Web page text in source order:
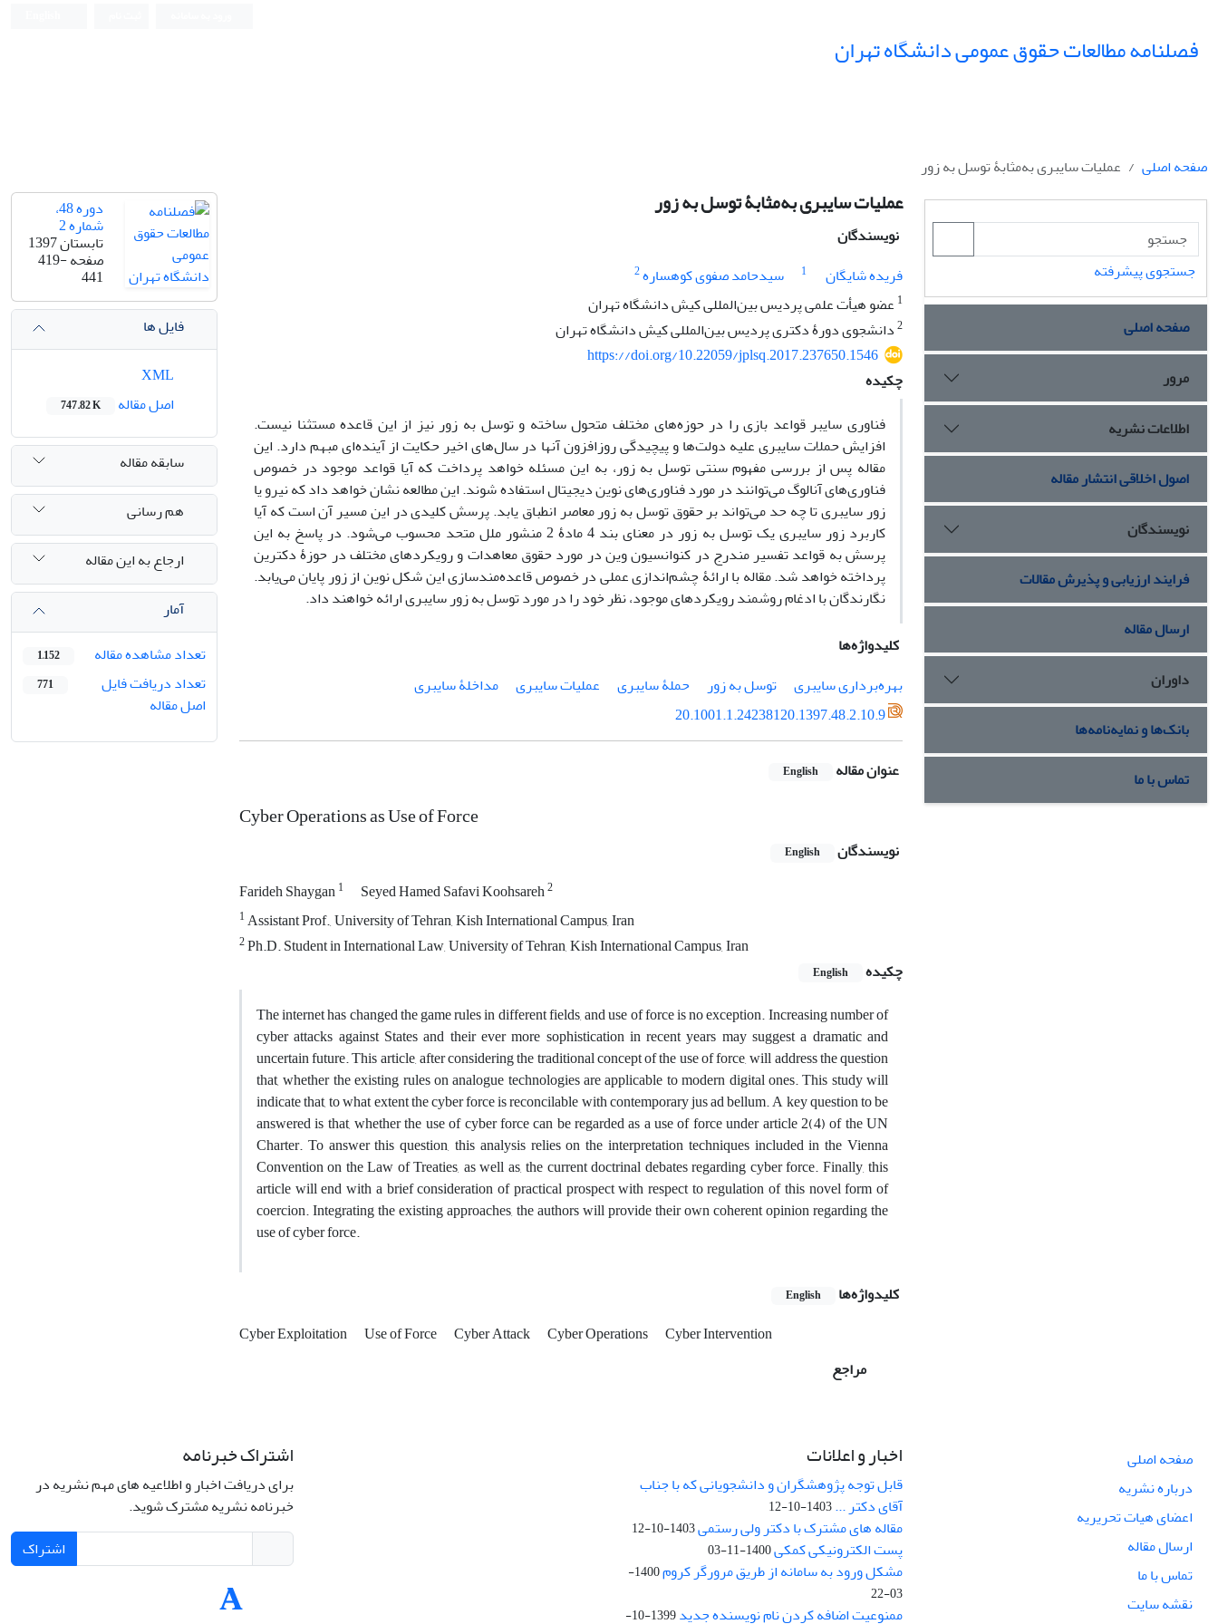
فصلنامه مطالعات حقوق عمومی دانشگاه تهران
صفحه اصلی عملیات سایبری به‌مثابۀ توسل به زور
عملیات سایبری به‌مثابۀ توسل به زور
نویسندگان
فریده شایگان
1 سیدحامد صفوی کوهساره2
1 عضو هیأت علمی پردیس بین‌المللی کیش دانشگاه تهران
2دانشجوی دورۀ دکتری پردیس بین‌المللی کیش دانشگاه تهران
https://doi.org/10.22059/jplsq.2017.237650.1546
چکیده
فناوری سایبر قواعد بازی را در حوزه‌های مختلف متحول ساخته و توسل به زور نیز از این قاعده مستثنا نیست.
افزایش حملات سایبری علیه دولت‌ها و پیچیدگی روزافزون آنها در سال‌های اخیر حکایت از آینده‌ای مبهم دارد. این
مقاله پس از بررسی مفهوم سنتی توسل به زور، به این مسئله خواهد پرداخت که آیا قواعد موجود در خصوص
فناوری‌های آنالوگ می‌توانند در مورد فناوری‌های نوین دیجیتال استفاده شوند. این مطالعه نشان خواهد داد که نیرو یا
زور سایبری تا چه حد می‌تواند بر حقوق توسل به زور معاصر انطباق یابد. پرسش کلیدی در این مسیر آن است که آیا
کاربرد زور سایبری یک توسل به زور در معنای بند 4 مادۀ 2 منشور ملل متحد محسوب می‌شود. در پاسخ به این
پرسش به قواعد تفسیر مندرج در کنوانسیون وین در مورد حقوق معاهدات و رویکردهای مختلف در حوزۀ دکترین
پرداخته خواهد شد. مقاله با ارائۀ چشم‌اندازی عملی در خصوص قاعده‌مندسازی این شکل نوین از زور پایان می‌یابد.
نگارندگان با ادغام روشمند رویکردهای موجود، نظر خود را در مورد توسل به زور سایبری ارائه خواهند داد.
کلیدواژه‌ها
بهره‌برداری سایبری
توسل به زور حملۀ سایبری عملیات سایبری
مداخلۀ سایبری
20.1001.1.24238120.1397.48.2.10.9
عنوان مقاله English
Cyber Operations as Use of Force
نویسندگان English
Farideh Shaygan1 Seyed Hamed Safavi Koohsareh2
1Assistant Prof., University of Tehran, Kish International Campus, Iran
2Ph.D. Student in International Law, University of Tehran, Kish International Campus, Iran
چکیده
English
The internet has changed the game rules in different fields, and use of force is no exception. Increasing number of
cyber attacks against States and their ever more sophistication in recent years may suggest a dramatic and
uncertain future. This article, after considering the traditional concept of the use of force, will address the question
that, whether the existing rules on analogue technologies are applicable to modern digital ones. This study will
indicate that, to what extent the cyber force is reconcilable with contemporary jus ad bellum. A key question to be
answered is that, whether the use of cyber force can be regarded as a use of force under article 2(4) of the UN
Charter. To answer this question, this analysis relies on the interpretation techniques included in the Vienna
Convention on the Law of Treaties, as well as, the current doctrinal debates regarding cyber force. Finally, this
article will end with a brief consideration of practical prospect with respect to regulation of this novel form of
coercion. Integrating the existing approaches, the authors will provide their own coherent opinion regarding the
use of cyber force.
کلیدواژه‌ها English
Cyber Exploitation Use of Force Cyber Attack Cyber Operations
Cyber Intervention
مراجع
دوره 48،
شماره 2
تابستان 1397
صفحه419-
441
فایل ها
اصل مقاله
747.82 K
سابقه مقاله
هم رسانی
ارجاع به این مقاله
آمار
تعداد مشاهده مقاله
1,152
تعداد دریافت فایل
اصل مقاله
771
جستجوی پیشرفته
صفحه اصلی
مرور
اطلاعات نشریه
اصول اخلاقی انتشار مقاله
نویسندگان
فرایند ارزیابی و پذیرش مقالات
ارسال مقاله
داوران
بانک‌ها و نمایه‌نامه‌ها
تماس با ما
صفحه اصلی
درباره نشریه
اعضای هیات تحریریه
ارسال مقاله
تماس با ما
نقشه سایت
اخبار و اعلانات
قابل توجه پژوهشگران و دانشجویانی که با جناب
آقای دکتر ...1403-10-12
مقاله های مشترک با دکتر ولی رستمی1403-10-12
پست الکترونیکی کمکی1400-11-03
مشکل ورود به سامانه از طریق مرورگر کروم
1400-
03-22
ممنوعیت اضافه کردن نام نویسنده جدید 1399-10-
اشتراک خبرنامه
برای دریافت اخبار و اطلاعیه های مهم نشریه در
خبرنامه نشریه مشترک شوید.
اشتراک